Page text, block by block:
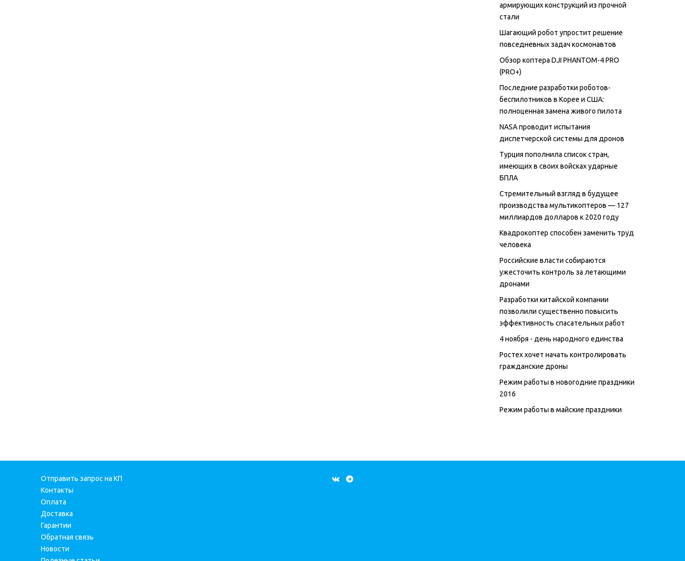
армирующих конструкций из прочной
стали
Шагающий робот упростит решение
повседневных задач космонавтов
Обзор коптера DJI PHANTOM-4 PRO
(PRO+)
Последние разработки роботов-
беспилотников в Корее и США:
полноценная замена живого пилота
NASA проводит испытания
диспетчерской системы для дронов
Турция пополнила список стран,
имеющих в своих войсках ударные
БПЛА
Стремительный взгляд в будущее
производства мультикоптеров — 127
миллиардов долларов к 2020 году
Квадрокоптер способен заменить труд
человека
Российские власти собираются
ужесточить контроль за летающими
дронами
Разработки китайской компании
позволили существенно повысить
эффективность спасательных работ
4 ноября - день народного единства
Ростех хочет начать контролировать
гражданские дроны
Режим работы в новогодние праздники
2016
Режим работы в майские праздники
Отправить запрос на КП
Контакты
Оплата
Доставка
Гарантии
Обратная связь
Новости